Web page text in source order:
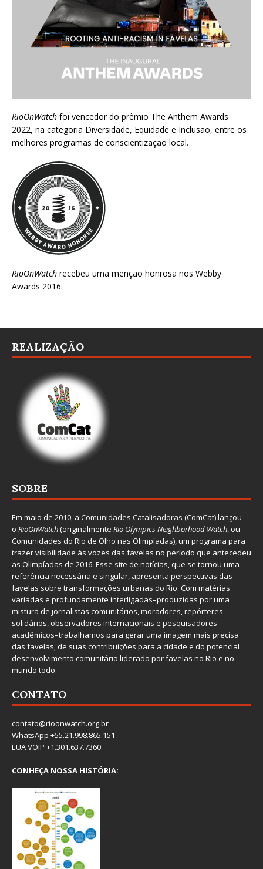
RioOnWatch foi vencedor do prêmio The Anthem Awards
2022, na categoria Diversidade, Equidade e Inclusão, entre os
melhores programas de conscientização local.
RioOnWatch recebeu uma menção honrosa nos Webby
Awards 2016.
REALIZAÇÃO
SOBRE
Em maio de 2010, a Comunidades Catalisadoras (ComCat) lançou
o RioOnWatch(originalmente Rio Olympics Neighborhood Watch, ou
Comunidades do Rio de Olho nas Olimpíadas), um programa para
trazer visibilidade às vozes das favelas no período que antecedeu
as Olimpíadas de 2016. Esse site de notícias, que se tornou uma
referência necessária e singular, apresenta perspectivas das
favelas sobre transformações urbanas do Rio. Com matérias
variadas e profundamente interligadas–produzidas por uma
mistura de jornalistas comunitários, moradores, repórteres
solidários, observadores internacionais e pesquisadores
acadêmicos–trabalhamos para gerar uma imagem mais precisa
das favelas, de suas contribuições para a cidade e do potencial
desenvolvimento comunitário liderado por favelas no Rio e no
mundo todo.
CONTATO
contato@rioonwatch.org.br
WhatsApp +55.21.998.865.151
EUA VOIP +1.301.637.7360
CONHEÇA NOSSA HISTÓRIA: